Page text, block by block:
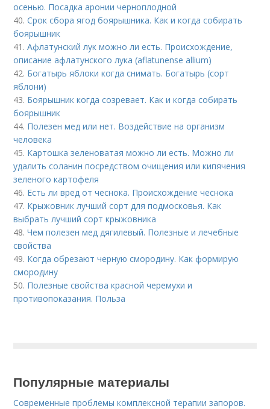
осенью. Посадка аронии черноплодной
40.Срок сбора ягод боярышника. Как и когда собирать
боярышник
41.Афлатунский лук можно ли есть. Происхождение,
описание афлатунского лука (aflatunense allium)
42. Богатырь яблоки когда снимать. Богатырь (сорт
яблони)
43. Боярышник когда созревает. Как и когда собирать
боярышник
44. Полезен мед или нет. Воздействие на организм
человека
45. Картошка зеленоватая можно ли есть. Можно ли
удалить соланин посредством очищения или кипячения
зеленого картофеля
46. Есть ли вред от чеснока. Происхождение чеснока
47. Крыжовник лучший сорт для подмосковья. Как
выбрать лучший сорт крыжовника
48.Чем полезен мед дягилевый. Полезные и лечебные
свойства
49. Когда обрезают черную смородину. Как формирую
смородину
50. Полезные свойства красной черемухи и
противопоказания. Польза
Популярные материалы
Современные проблемы комплексной терапии запоров.